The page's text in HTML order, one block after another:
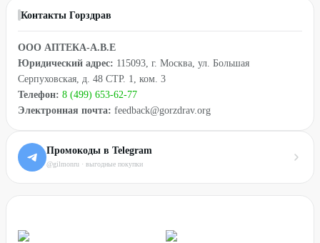
Контакты Горздрав
ООО АПТЕКА-А.В.Е
Юридический адрес: 115093, г. Москва, ул. Большая
Серпуховская, д. 48 СТР. 1, ком. 3
Телефон: 8 (499) 653-62-77
Электронная почта: feedback@gorzdrav.org
Промокоды в Telegram
@gilmonru · выгодные покупки